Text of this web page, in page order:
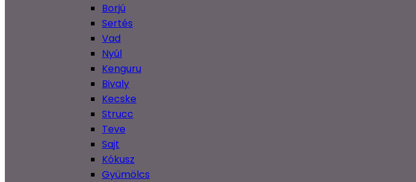
Borjú
Sertés
Vad
Nyúl
Kenguru
Bivaly
Kecske
Strucc
Teve
Sajt
Kókusz
Gyümölcs